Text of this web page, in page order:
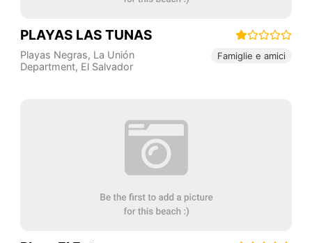
PLAYAS LAS TUNAS
Playas Negras, La Unión
Department, El Salvador
Famiglie e amici